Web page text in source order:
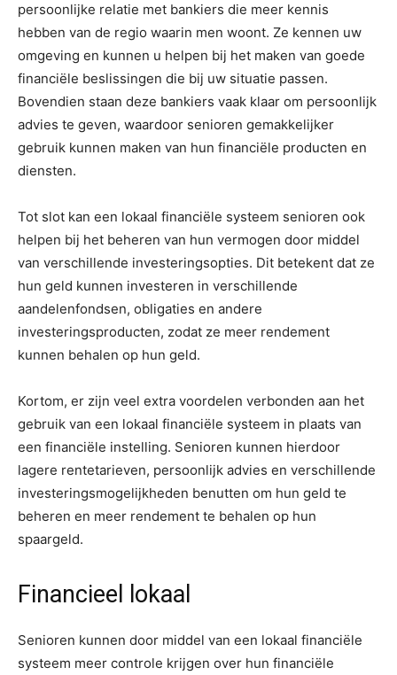
persoonlijke relatie met bankiers die meer kennis
hebben van de regio waarin men woont. Ze kennen uw
omgeving en kunnen u helpen bij het maken van goede
financiële beslissingen die bij uw situatie passen.
Bovendien staan deze bankiers vaak klaar om persoonlijk
advies te geven, waardoor senioren gemakkelijker
gebruik kunnen maken van hun financiële producten en
diensten.
Tot slot kan een lokaal financiële systeem senioren ook
helpen bij het beheren van hun vermogen door middel
van verschillende investeringsopties. Dit betekent dat ze
hun geld kunnen investeren in verschillende
aandelenfondsen, obligaties en andere
investeringsproducten, zodat ze meer rendement
kunnen behalen op hun geld.
Kortom, er zijn veel extra voordelen verbonden aan het
gebruik van een lokaal financiële systeem in plaats van
een financiële instelling. Senioren kunnen hierdoor
lagere rentetarieven, persoonlijk advies en verschillende
investeringsmogelijkheden benutten om hun geld te
beheren en meer rendement te behalen op hun
spaargeld.
Financieel lokaal
Senioren kunnen door middel van een lokaal financiële
systeem meer controle krijgen over hun financiële